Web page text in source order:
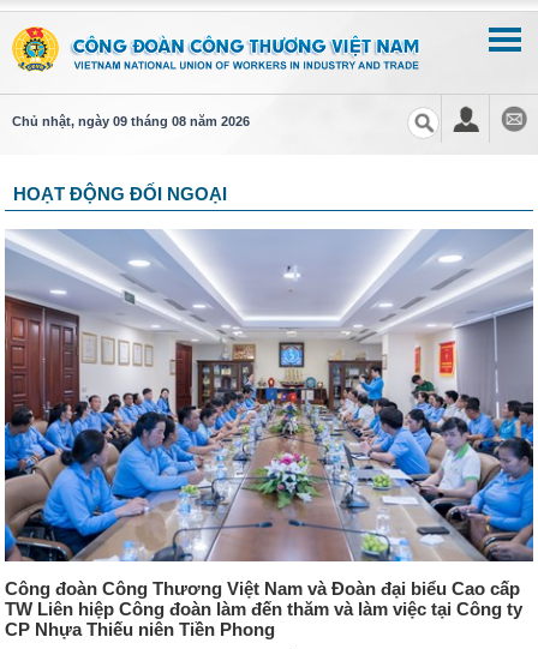
Chủ nhật, ngày 09 tháng 08 năm 2026
HOẠT ĐỘNG ĐỐI NGOẠI
Công đoàn Công Thương Việt Nam và Đoàn đại biểu Cao cấp
TW Liên hiệp Công đoàn làm đến thăm và làm việc tại Công ty
CP Nhựa Thiếu niên Tiền Phong